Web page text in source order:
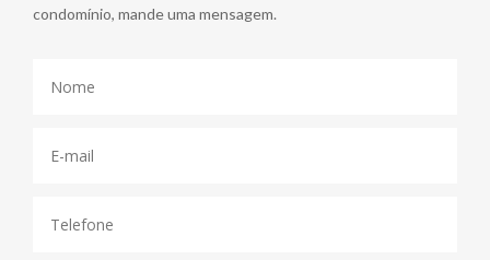
condomínio, mande uma mensagem.